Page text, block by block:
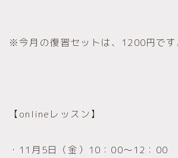
※今月の復習セットは、1200円です
【onlineレッスン】
・11月5日（金）10：00～12：00